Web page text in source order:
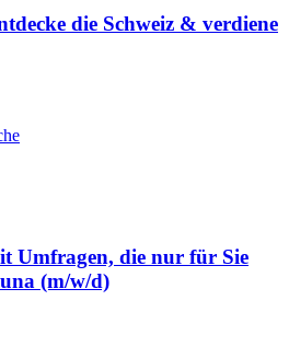
die Schweiz & verdiene
Umfragen, die nur für Sie
(m/w/d)